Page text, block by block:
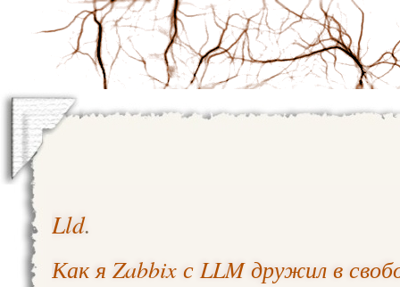
Lld.
Как я Zabbix с LLM дружил в